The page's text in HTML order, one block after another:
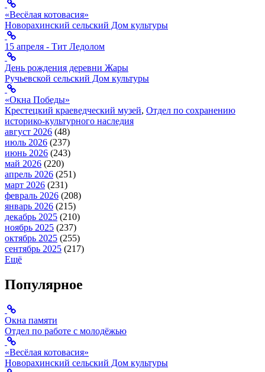
«Весёлая котовасия»
Новорахинский сельский Дом культуры
15 апреля - Тит Ледолом
День рождения деревни Жары
Ручьевской сельский Дом культуры
«Окна Победы»
Крестецкий краеведческий музей, Отдел по сохранению
историко-культурного наследия
август 2026 (48)
июль 2026 (237)
июнь 2026 (243)
май 2026 (220)
апрель 2026 (251)
март 2026 (231)
февраль 2026 (208)
январь 2026 (215)
декабрь 2025 (210)
ноябрь 2025 (237)
октябрь 2025 (255)
сентябрь 2025 (217)
Ещё
Популярное
Окна памяти
Отдел по работе с молодёжью
«Весёлая котовасия»
Новорахинский сельский Дом культуры